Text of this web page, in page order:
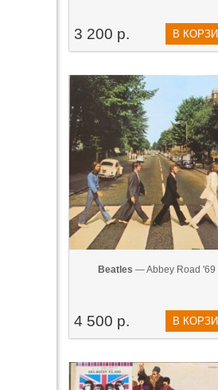
3 200 р. В
Beatles — Abbey Road '69
4 500 р. В